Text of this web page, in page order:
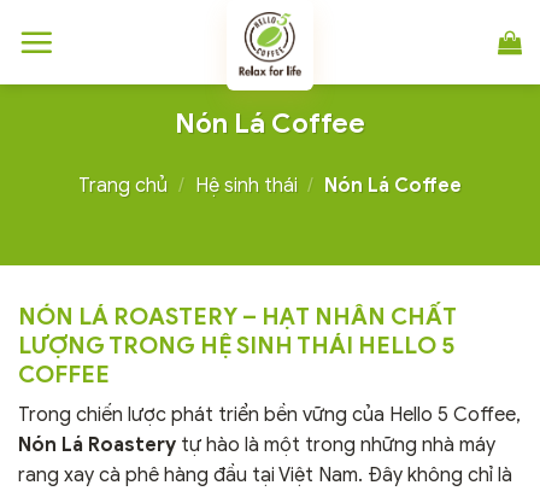
đến
Nón Lá Coffee
Trang chủ / Hệ sinh thái / Nón Lá Coffee
NÓN LÁ ROASTERY – HẠT NHÂN CHẤT
LƯỢNG TRONG HỆ SINH THÁI HELLO 5
COFFEE
Trong chiến lược phát triển bền vững của Hello 5 Coffee,
Nón Lá Roastery tự hào là một trong những nhà máy
rang xay cà phê hàng đầu tại Việt Nam. Đây không chỉ là